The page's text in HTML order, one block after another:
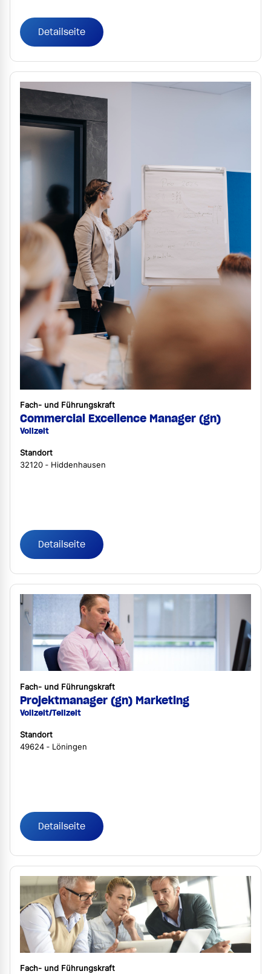
Detailseite
Fach- und Führungskraft
Commercial Excellence Manager (gn)
Vollzeit
Standort
32120 ‐ Hiddenhausen
Detailseite
Fach- und Führungskraft
Projektmanager (gn) Marketing
Vollzeit/Teilzeit
Standort
49624 ‐ Löningen
Detailseite
Fach- und Führungskraft